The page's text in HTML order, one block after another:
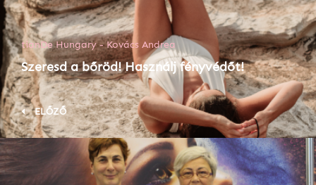
tianDe Hungary - Kovács Andrea
Szeresd a bőröd! Használj fényvédőt!
ELŐZŐ